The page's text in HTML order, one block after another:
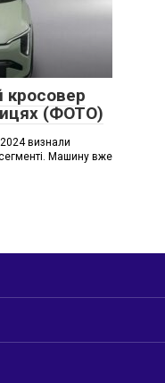
кросовер
(ФОТО)
визнали
Машину вже